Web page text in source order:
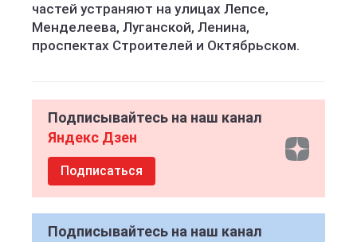
частей устраняют на улицах Лепсе,
Менделеева, Луганской, Ленина,
проспектах Строителей и Октябрьском.
Подписывайтесь на наш канал
Яндекс Дзен
Подписаться
Подписывайтесь на наш канал